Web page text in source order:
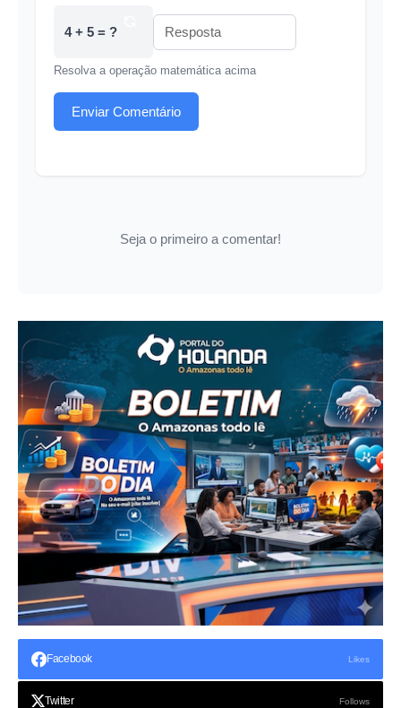
4 + 5 = ?
Resolva a operação matemática acima
Enviar Comentário
Seja o primeiro a comentar!
Facebook Likes
Twitter Follows